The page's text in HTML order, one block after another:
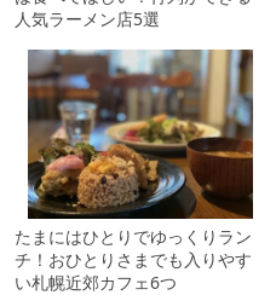
人気ラーメン店5選
たまにはひとりでゆっくりラン
チ！おひとりさまでも入りやす
い札幌近郊カフェ6つ